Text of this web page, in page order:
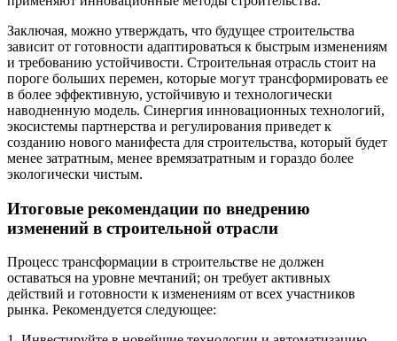
Заключая, можно утверждать, что будущее строительства
зависит от готовности адаптироваться к быстрым изменениям
и требованию устойчивости. Строительная отрасль стоит на
пороге больших перемен, которые могут трансформировать ее
в более эффективную, устойчивую и технологически
наводненную модель. Синергия инновационных технологий,
экосистемы партнерства и регулирования приведет к
созданию нового манифеста для строительства, который будет
менее затратным, менее времязатратным и гораздо более
экологически чистым.
Итоговые рекомендации по внедрению
изменений в строительной отрасли
Процесс трансформации в строительстве не должен
оставаться на уровне мечтаний; он требует активных
действий и готовности к изменениям от всех участников
рынка. Рекомендуется следующее: